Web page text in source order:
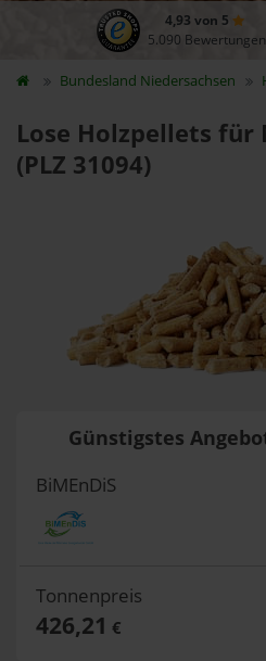
4,93 von 5
5.090 Bewertungen
Bundesland Niedersachsen
Lose Holzpellets für
(PLZ 31094)
Günstigstes
BiMEnDiS
Tonnenpreis
426,21 €